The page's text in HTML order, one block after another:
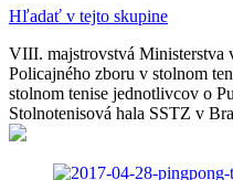
Hľadať v tejto skupine
VIII. majstrovstvá Ministerstva
Policajného zboru v stolnom
stolnom tenise jednotlivcov o
Stolnotenisová hala SSTZ v